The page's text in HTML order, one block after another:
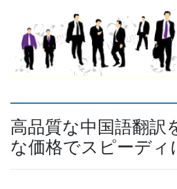
高品質な中国語翻訳
な価格でスピーディ